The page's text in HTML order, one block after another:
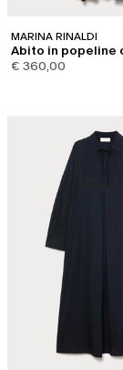
MARINA RINALDI
Abito in popeline
€ 360,00